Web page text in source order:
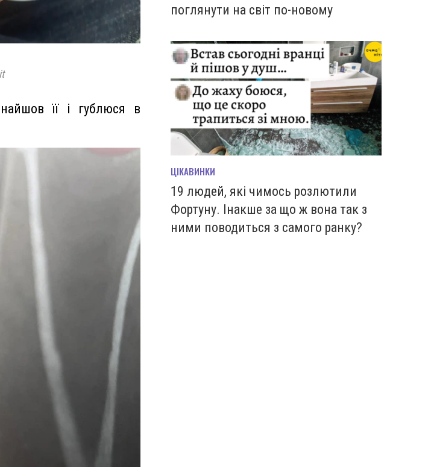
її і гублюся в
поглянути на світ по-новому
ЦІКАВИНКИ
19 людей, які чимось розлютили
Фортуну. Інакше за що ж вона так з
ними поводиться з самого ранку?